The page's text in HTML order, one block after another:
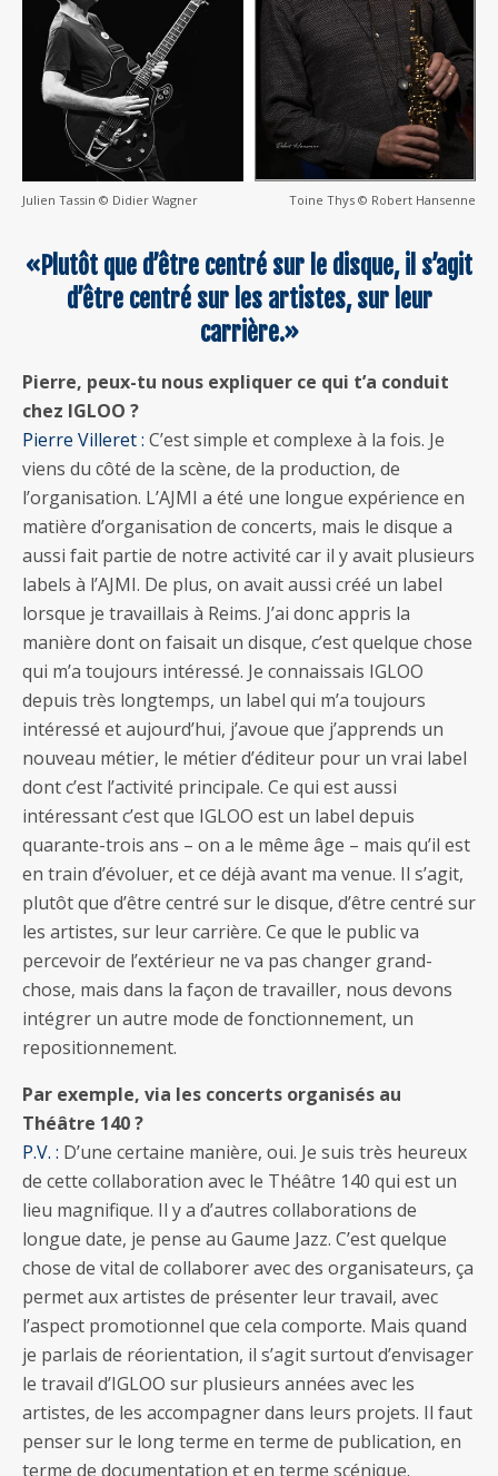
Julien Tassin © Didier Wagner Toine Thys © Robert Hansenne
«Plutôt que d’être centré sur le disque, il s’agit
d’être centré sur les artistes, sur leur
carrière.»
Pierre, peux-tu nous expliquer ce qui t’a conduit
chez IGLOO ?
Pierre Villeret : C’est simple et complexe à la fois. Je
viens du côté de la scène, de la production, de
l’organisation. L’AJMI a été une longue expérience en
matière d’organisation de concerts, mais le disque a
aussi fait partie de notre activité car il y avait plusieurs
labels à l’AJMI. De plus, on avait aussi créé un label
lorsque je travaillais à Reims. J’ai donc appris la
manière dont on faisait un disque, c’est quelque chose
qui m’a toujours intéressé. Je connaissais IGLOO
depuis très longtemps, un label qui m’a toujours
intéressé et aujourd’hui, j’avoue que j’apprends un
nouveau métier, le métier d’éditeur pour un vrai label
dont c’est l’activité principale. Ce qui est aussi
intéressant c’est que IGLOO est un label depuis
quarante-trois ans – on a le même âge – mais qu’il est
en train d’évoluer, et ce déjà avant ma venue. Il s’agit,
plutôt que d’être centré sur le disque, d’être centré sur
les artistes, sur leur carrière. Ce que le public va
percevoir de l’extérieur ne va pas changer grand-
chose, mais dans la façon de travailler, nous devons
intégrer un autre mode de fonctionnement, un
repositionnement.
Par exemple, via les concerts organisés au
Théâtre 140 ?
P.V. : D’une certaine manière, oui. Je suis très heureux
de cette collaboration avec le Théâtre 140 qui est un
lieu magnifique. Il y a d’autres collaborations de
longue date, je pense au Gaume Jazz. C’est quelque
chose de vital de collaborer avec des organisateurs, ça
permet aux artistes de présenter leur travail, avec
l’aspect promotionnel que cela comporte. Mais quand
je parlais de réorientation, il s’agit surtout d’envisager
le travail d’IGLOO sur plusieurs années avec les
artistes, de les accompagner dans leurs projets. Il faut
penser sur le long terme en terme de publication, en
terme de documentation et en terme scénique.